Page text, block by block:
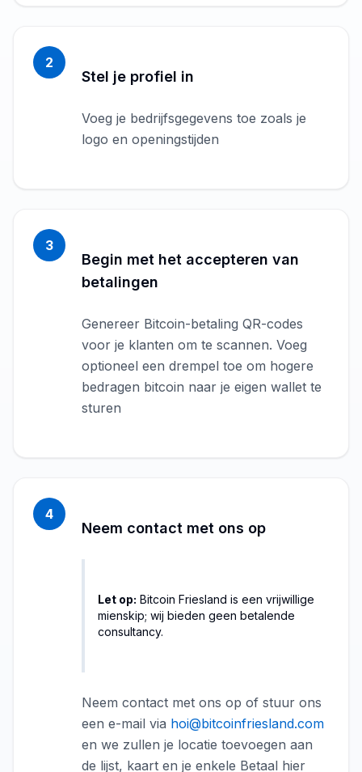
2
Stel je profiel in
Voeg je bedrijfsgegevens toe zoals je
logo en openingstijden
3
Begin met het accepteren van
betalingen
Genereer Bitcoin-betaling QR-codes
voor je klanten om te scannen. Voeg
optioneel een drempel toe om hogere
bedragen bitcoin naar je eigen wallet te
sturen
4
Neem contact met ons op
Let op: Bitcoin Friesland is een vrijwillige
mienskip; wij bieden geen betalende
consultancy.
Neem contact met ons op of stuur ons
een e-mail via hoi@bitcoinfriesland.com
en we zullen je locatie toevoegen aan
de lijst, kaart en je enkele Betaal hier